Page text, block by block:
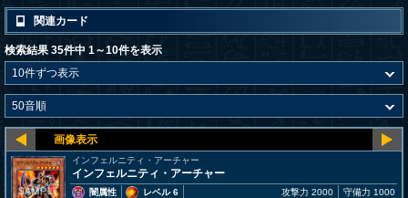
関連カード
検索結果 35件中 1～10件を表示
インフェルニティ・アーチャー
インフェルニティ・アーチャー
闇属性
レベル 6
攻撃力 2000 守備力 1000